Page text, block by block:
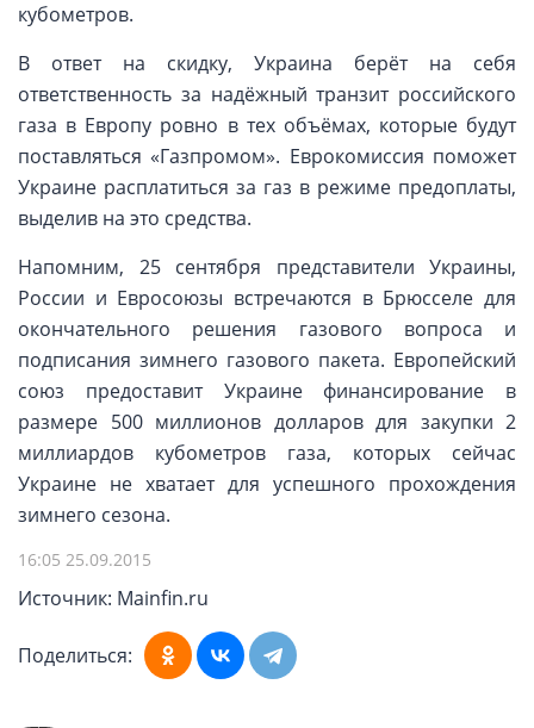
кубометров.
В ответ на скидку, Украина берёт на себя
ответственность за надёжный транзит российского
газа в Европу ровно в тех объёмах, которые будут
поставляться «Газпромом». Еврокомиссия поможет
Украине расплатиться за газ в режиме предоплаты,
выделив на это средства.
Напомним, 25 сентября представители Украины,
России и Евросоюзы встречаются в Брюсселе для
окончательного решения газового вопроса и
подписания зимнего газового пакета. Европейский
союз предоставит Украине финансирование в
размере 500 миллионов долларов для закупки 2
миллиардов кубометров газа, которых сейчас
Украине не хватает для успешного прохождения
зимнего сезона.
16:05 25.09.2015
Источник: Mainfin.ru
Поделиться: